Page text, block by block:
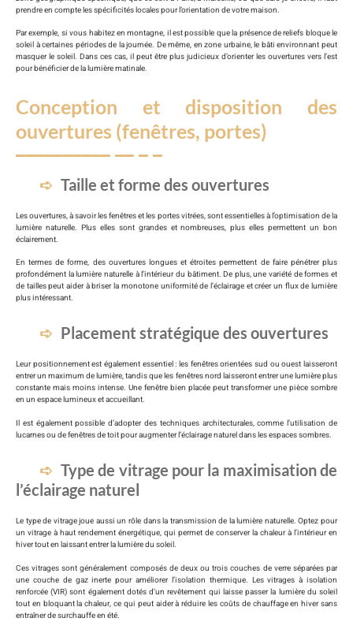
prendre en compte les spécificités locales pour l’orientation de votre maison.
Par exemple, si vous habitez en montagne, il est possible que la présence de reliefs bloque le
soleil à certaines périodes de la journée. De même, en zone urbaine, le bâti environnant peut
masquer le soleil. Dans ces cas, il peut être plus judicieux d’orienter les ouvertures vers l’est
pour bénéficier de la lumière matinale.
Conception et disposition des
ouvertures (fenêtres, portes)
Taille et forme des ouvertures
Les ouvertures, à savoir les fenêtres et les portes vitrées, sont essentielles à l’optimisation de la
lumière naturelle. Plus elles sont grandes et nombreuses, plus elles permettent un bon
éclairement.
En termes de forme, des ouvertures longues et étroites permettent de faire pénétrer plus
profondément la lumière naturelle à l’intérieur du bâtiment. De plus, une variété de formes et
de tailles peut aider à briser la monotone uniformité de l’éclairage et créer un flux de lumière
plus intéressant.
Placement stratégique des ouvertures
Leur positionnement est également essentiel : les fenêtres orientées sud ou ouest laisseront
entrer un maximum de lumière, tandis que les fenêtres nord laisseront entrer une lumière plus
constante mais moins intense. Une fenêtre bien placée peut transformer une pièce sombre
en un espace lumineux et accueillant.
Il est également possible d’adopter des techniques architecturales, comme l’utilisation de
lucarnes ou de fenêtres de toit pour augmenter l’éclairage naturel dans les espaces sombres.
Type de vitrage pour la maximisation de
l’éclairage naturel
Le type de vitrage joue aussi un rôle dans la transmission de la lumière naturelle. Optez pour
un vitrage à haut rendement énergétique, qui permet de conserver la chaleur à l’intérieur en
hiver tout en laissant entrer la lumière du soleil.
Ces vitrages sont généralement composés de deux ou trois couches de verre séparées par
une couche de gaz inerte pour améliorer l’isolation thermique. Les vitrages à isolation
renforcée (VIR) sont également dotés d’un revêtement qui laisse passer la lumière du soleil
tout en bloquant la chaleur, ce qui peut aider à réduire les coûts de chauffage en hiver sans
entraîner de surchauffe en été.